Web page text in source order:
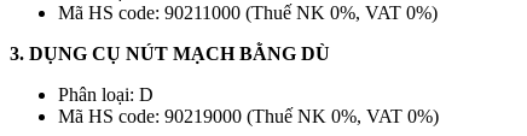
Mã HS code: 90211000 (Thuế NK 0%, VAT 0%)
3. DỤNG CỤ NÚT MẠCH BẰNG DÙ
Phân loại: D
Mã HS code: 90219000 (Thuế NK 0%, VAT 0%)